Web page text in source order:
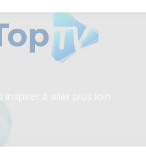
inspirer à aller plus loin